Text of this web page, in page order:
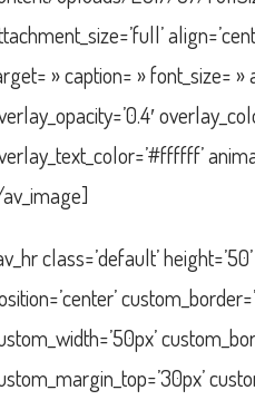
» caption= » font_size= »
class=’default’